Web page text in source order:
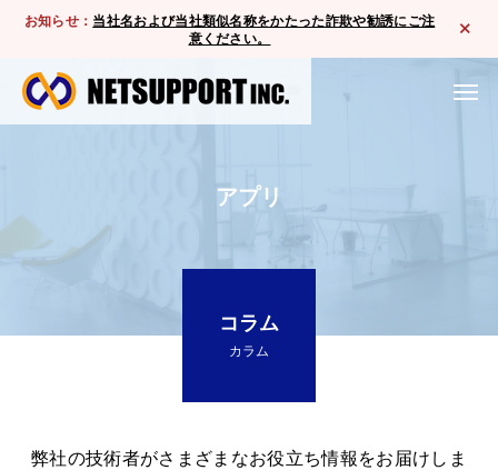
お知らせ： 当社名および当社類似名称をかたった詐欺や勧誘にご注
意ください。
アプリ
コラム
カラム
弊社の技術者がさまざまなお役立ち情報をお届けしま